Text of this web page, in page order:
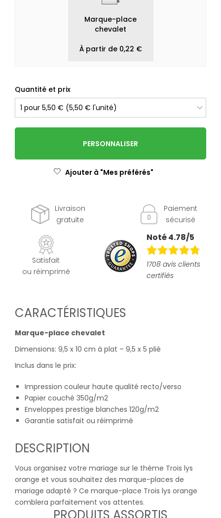
Marque-place
chevalet
À partir de 0,22 €
Quantité et prix
PERSONNALISER
Ajouter à "Mes préférés"
Livraison
gratuite
Paiement
sécurisé
Satisfait
ou réimprimé
Noté 4.78/5
1708 avis clients
certifiés
CARACTÉRISTIQUES
Marque-place chevalet
Dimensions: 9,5 x 10 cm à plat – 9,5 x 5 plié
Inclus dans le prix:
Impression couleur haute qualité recto/verso
Papier couché 350g/m2
Enveloppes prestige blanches 120g/m2
Garantie satisfait ou réimprimé
DESCRIPTION
Vous organisez votre mariage sur le thème Trois lys
orange et vous souhaitez des marque-places de
mariage adapté ? Ce marque-place Trois lys orange
comblera parfaitement vos attentes.
PRODUITS ASSORTIS